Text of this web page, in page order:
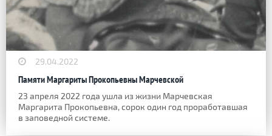
29.04.2022
Памяти Маргариты Прокопьевны Марчевской
23 апреля 2022 года ушла из жизни Марчевская
Маргарита Прокопьевна, сорок один год проработавшая
в заповедной системе.